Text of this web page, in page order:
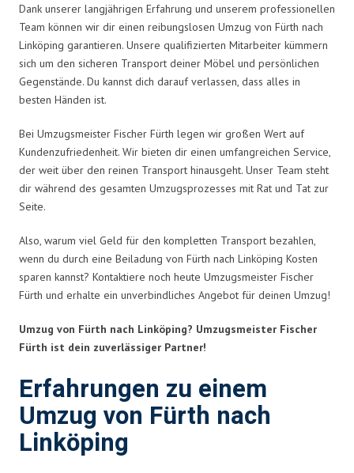
Dank unserer langjährigen Erfahrung und unserem professionellen
Team können wir dir einen reibungslosen Umzug von Fürth nach
Linköping garantieren. Unsere qualifizierten Mitarbeiter kümmern
sich um den sicheren Transport deiner Möbel und persönlichen
Gegenstände. Du kannst dich darauf verlassen, dass alles in
besten Händen ist.
Bei Umzugsmeister Fischer Fürth legen wir großen Wert auf
Kundenzufriedenheit. Wir bieten dir einen umfangreichen Service,
der weit über den reinen Transport hinausgeht. Unser Team steht
dir während des gesamten Umzugsprozesses mit Rat und Tat zur
Seite.
Also, warum viel Geld für den kompletten Transport bezahlen,
wenn du durch eine Beiladung von Fürth nach Linköping Kosten
sparen kannst? Kontaktiere noch heute Umzugsmeister Fischer
Fürth und erhalte ein unverbindliches Angebot für deinen Umzug!
Umzug von Fürth nach Linköping? Umzugsmeister Fischer
Fürth ist dein zuverlässiger Partner!
Erfahrungen zu einem
Umzug von Fürth nach
Linköping